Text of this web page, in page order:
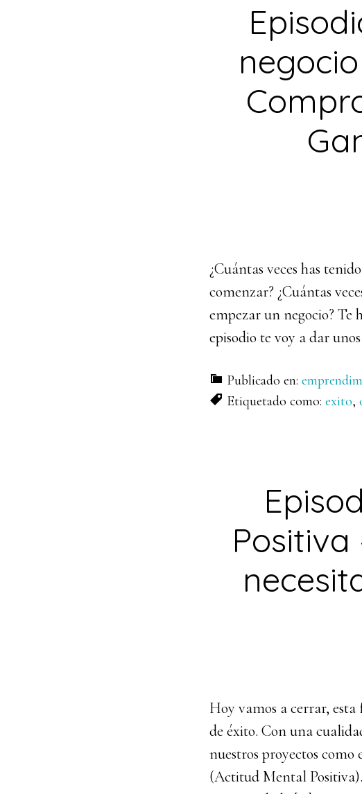
¿Cuántas veces has
comenzar? ¿Cuántas
empezar un negocio? Te
episodio te voy a dar
Publicado en:
Etiquetado como: exito,
Hoy vamos a cerrar,
de éxito. Con una
nuestros proyectos
(Actitud Mental